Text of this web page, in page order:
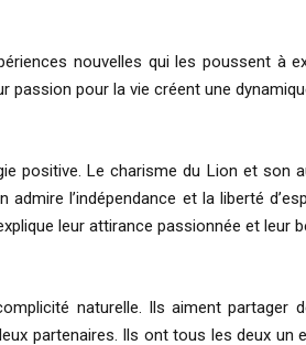
nouvelles qui les poussent à
pour la vie créent une
positive. Le charisme du Lion et
l’indépendance et la liberté
leur attirance passionnée et leur
naturelle. Ils aiment
partenaires. Ils ont tous les deux un